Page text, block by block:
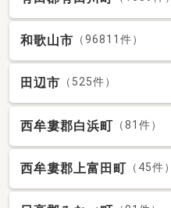
和歌山市 （96811件）
田辺市 （525件）
西牟婁郡白浜町 （81件）
西牟婁郡上富田町 （45件）